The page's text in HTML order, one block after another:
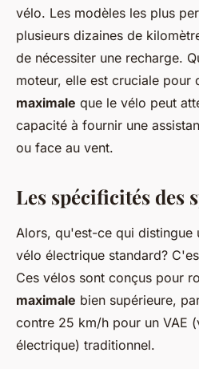
vélo. Les modèles les plus
plusieurs dizaines de
de nécessiter une recharge.
moteur, elle est cruciale pour
maximale que le vélo peut
capacité à fournir une
ou face au vent.
Les spécificités des
Alors, qu'est-ce qui distingue
vélo électrique standard?
Ces vélos sont conçus pour
maximale bien supérieure,
contre 25 km/h pour un VAE
électrique) traditionnel.